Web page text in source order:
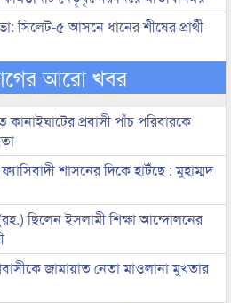
সিলেট-৫ আসনে ধানের শীষের প্রার্থী
আরো খবর
প্রবাসী পাঁচ পরিবারকে
শাসনের দিকে হাটঁছে : মুহাম্মদ
ছিলেন ইসলামী শিক্ষা আন্দোলনের
জামায়াত নেতা মাওলানা মুখতার